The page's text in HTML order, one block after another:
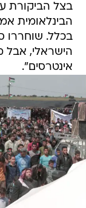
בצל הביקורת
הבינלאומית
בכלל. שוחררו
הישראלי, אבל
אינטרסים".